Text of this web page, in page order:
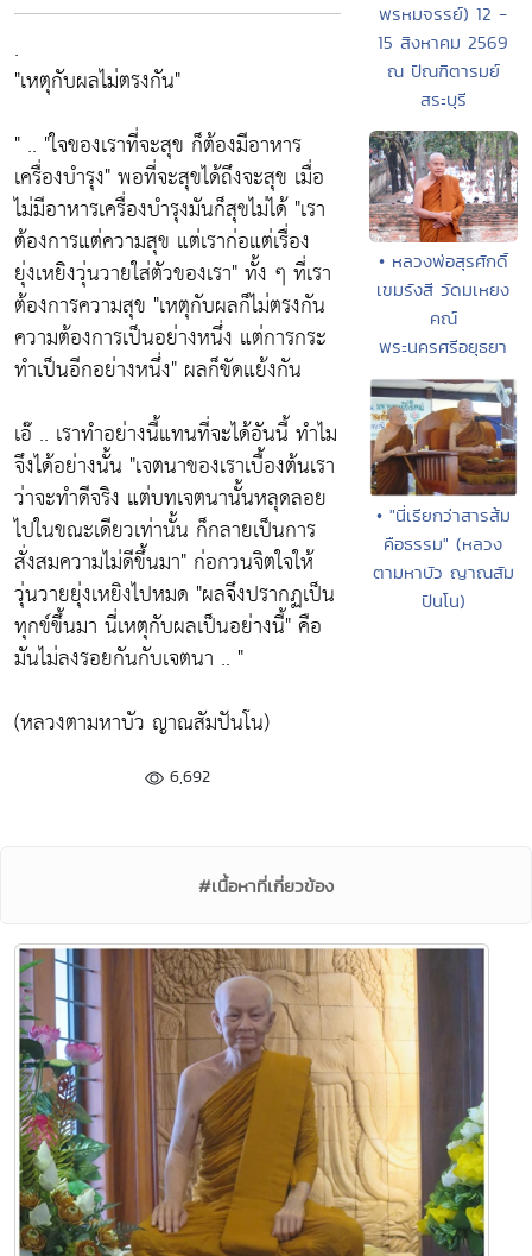
.
"เหตุกับผลไม่ตรงกัน"
" .. "ใจของเราที่จะสุข ก็ต้องมีอาหาร
เครื่องบำรุง" พอที่จะสุขได้ถึงจะสุข เมื่อ
ไม่มีอาหารเครื่องบำรุงมันก็สุขไม่ได้ "เรา
ต้องการแต่ความสุข แต่เราก่อแต่เรื่อง
ยุ่งเหยิงวุ่นวายใส่ตัวของเรา" ทั้ง ๆ ที่เรา
ต้องการความสุข "เหตุกับผลก็ไม่ตรงกัน
ความต้องการเป็นอย่างหนึ่ง แต่การกระ
ทำเป็นอีกอย่างหนึ่ง" ผลก็ขัดแย้งกัน
เอ๊ .. เราทำอย่างนี้แทนที่จะได้อันนี้ ทำไม
จึงได้อย่างนั้น "เจตนาของเราเบื้องต้นเรา
ว่าจะทำดีจริง แต่บทเจตนานั้นหลุดลอย
ไปในขณะเดียวเท่านั้น ก็กลายเป็นการ
สั่งสมความไม่ดีขึ้นมา" ก่อกวนจิตใจให้
วุ่นวายยุ่งเหยิงไปหมด "ผลจึงปรากฏเป็น
ทุกข์ขึ้นมา นี่เหตุกับผลเป็นอย่างนี้" คือ
มันไม่ลงรอยกันกับเจตนา .. "
(หลวงตามหาบัว ญาณสัมปันโน)
6,692
พรหมจรรย์) 12 -
15 สิงหาคม 2569
ณ ปัณฑิตารมย์
สระบุรี
• หลวงพ่อสุรศักดิ์
เขมรังสี วัดมเหยง
คณ์
พระนครศรีอยุธยา
• "นี่เรียกว่าสารส้ม
คือธรรม" (หลวง
ตามหาบัว ญาณสัม
ปันโน)
#เนื้อหาที่เกี่ยวข้อง